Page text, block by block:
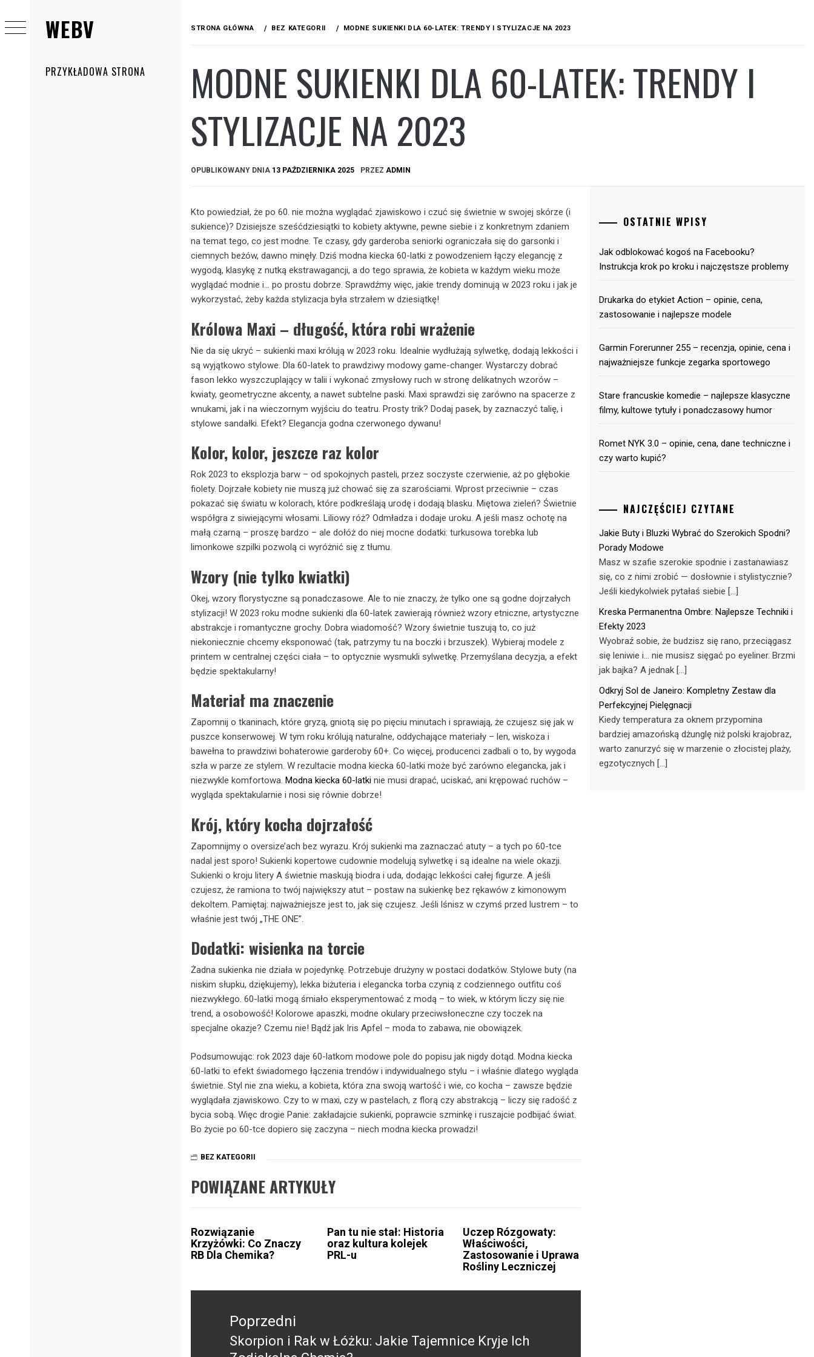
WEBV
głównePRZYKŁADOWA STRONA
do
treści
STRONA GŁÓWNA BEZ KATEGORII MODNE SUKIENKI DLA 60-LATEK: TRENDY I STYLIZACJE NA 2023
MODNE SUKIENKI DLA 60-LATEK: TRENDY I
STYLIZACJE NA 2023
OPUBLIKOWANY DNIA 13 PAŹDZIERNIKA 2025 PRZEZ ADMIN
Kto powiedział, że po 60. nie można wyglądać zjawiskowo i czuć się świetnie w swojej skórze (i
sukience)? Dzisiejsze sześćdziesiątki to kobiety aktywne, pewne siebie i z konkretnym zdaniem
na temat tego, co jest modne. Te czasy, gdy garderoba seniorki ograniczała się do garsonki i
ciemnych beżów, dawno minęły. Dziś modna kiecka 60-latki z powodzeniem łączy elegancję z
wygodą, klasykę z nutką ekstrawagancji, a do tego sprawia, że kobieta w każdym wieku może
wyglądać modnie i… po prostu dobrze. Sprawdźmy więc, jakie trendy dominują w 2023 roku i jak je
wykorzystać, żeby każda stylizacja była strzałem w dziesiątkę!
Królowa Maxi – długość, która robi wrażenie
Nie da się ukryć – sukienki maxi królują w 2023 roku. Idealnie wydłużają sylwetkę, dodają lekkości i
są wyjątkowo stylowe. Dla 60-latek to prawdziwy modowy game-changer. Wystarczy dobrać
fason lekko wyszczuplający w talii i wykonać zmysłowy ruch w stronę delikatnych wzorów –
kwiaty, geometryczne akcenty, a nawet subtelne paski. Maxi sprawdzi się zarówno na spacerze z
wnukami, jak i na wieczornym wyjściu do teatru. Prosty trik? Dodaj pasek, by zaznaczyć talię, i
stylowe sandałki. Efekt? Elegancja godna czerwonego dywanu!
Kolor, kolor, jeszcze raz kolor
Rok 2023 to eksplozja barw – od spokojnych pasteli, przez soczyste czerwienie, aż po głębokie
fiolety. Dojrzałe kobiety nie muszą już chować się za szarościami. Wprost przeciwnie – czas
pokazać się światu w kolorach, które podkreślają urodę i dodają blasku. Miętowa zieleń? Świetnie
współgra z siwiejącymi włosami. Liliowy róż? Odmładza i dodaje uroku. A jeśli masz ochotę na
małą czarną – proszę bardzo – ale dołóż do niej mocne dodatki: turkusowa torebka lub
limonkowe szpilki pozwolą ci wyróżnić się z tłumu.
Wzory (nie tylko kwiatki)
Okej, wzory florystyczne są ponadczasowe. Ale to nie znaczy, że tylko one są godne dojrzałych
stylizacji! W 2023 roku modne sukienki dla 60-latek zawierają również wzory etniczne, artystyczne
abstrakcje i romantyczne grochy. Dobra wiadomość? Wzory świetnie tuszują to, co już
niekoniecznie chcemy eksponować (tak, patrzymy tu na boczki i brzuszek). Wybieraj modele z
printem w centralnej części ciała – to optycznie wysmukli sylwetkę. Przemyślana decyzja, a efekt
będzie spektakularny!
Materiał ma znaczenie
Zapomnij o tkaninach, które gryzą, gniotą się po pięciu minutach i sprawiają, że czujesz się jak w
puszce konserwowej. W tym roku królują naturalne, oddychające materiały – len, wiskoza i
bawełna to prawdziwi bohaterowie garderoby 60+. Co więcej, producenci zadbali o to, by wygoda
szła w parze ze stylem. W rezultacie modna kiecka 60-latki może być zarówno elegancka, jak i
niezwykle komfortowa. Modna kiecka 60-latki nie musi drapać, uciskać, ani krępować ruchów –
wygląda spektakularnie i nosi się równie dobrze!
Krój, który kocha dojrzałość
Zapomnijmy o oversize’ach bez wyrazu. Krój sukienki ma zaznaczać atuty – a tych po 60-tce
nadal jest sporo! Sukienki kopertowe cudownie modelują sylwetkę i są idealne na wiele okazji.
Sukienki o kroju litery A świetnie maskują biodra i uda, dodając lekkości całej figurze. A jeśli
czujesz, że ramiona to twój największy atut – postaw na sukienkę bez rękawów z kimonowym
dekoltem. Pamiętaj: najważniejsze jest to, jak się czujesz. Jeśli lśnisz w czymś przed lustrem – to
właśnie jest twój „THE ONE”.
Dodatki: wisienka na torcie
Żadna sukienka nie działa w pojedynkę. Potrzebuje drużyny w postaci dodatków. Stylowe buty (na
niskim słupku, dziękujemy), lekka biżuteria i elegancka torba czynią z codziennego outfitu coś
niezwykłego. 60-latki mogą śmiało eksperymentować z modą – to wiek, w którym liczy się nie
trend, a osobowość! Kolorowe apaszki, modne okulary przeciwsłoneczne czy toczek na
specjalne okazje? Czemu nie! Bądź jak Iris Apfel – moda to zabawa, nie obowiązek.
Podsumowując: rok 2023 daje 60-latkom modowe pole do popisu jak nigdy dotąd. Modna kiecka
60-latki to efekt świadomego łączenia trendów i indywidualnego stylu – i właśnie dlatego wygląda
świetnie. Styl nie zna wieku, a kobieta, która zna swoją wartość i wie, co kocha – zawsze będzie
wyglądała zjawiskowo. Czy to w maxi, czy w pastelach, z florą czy abstrakcją – liczy się radość z
bycia sobą. Więc drogie Panie: zakładajcie sukienki, poprawcie szminkę i ruszajcie podbijać świat.
Bo życie po 60-tce dopiero się zaczyna – niech modna kiecka prowadzi!
BEZ KATEGORII
POWIĄZANE ARTYKUŁY
Rozwiązanie
Krzyżówki: Co Znaczy
RB Dla Chemika?
Pan tu nie stał: Historia
oraz kultura kolejek
PRL-u
Uczep Rózgowaty:
Właściwości,
Zastosowanie i Uprawa
Rośliny Leczniczej
Nawigacja
Poprzedni
Poprzedni
Skorpion i Rak w Łóżku: Jakie Tajemnice Kryje Ich
OSTATNIE WPISY
Jak odblokować kogoś na Facebooku?
Instrukcja krok po kroku i najczęstsze problemy
Drukarka do etykiet Action – opinie, cena,
zastosowanie i najlepsze modele
Garmin Forerunner 255 – recenzja, opinie, cena i
najważniejsze funkcje zegarka sportowego
Stare francuskie komedie – najlepsze klasyczne
filmy, kultowe tytuły i ponadczasowy humor
Romet NYK 3.0 – opinie, cena, dane techniczne i
czy warto kupić?
NAJCZĘŚCIEJ CZYTANE
Jakie Buty i Bluzki Wybrać do Szerokich Spodni?
Porady Modowe
Masz w szafie szerokie spodnie i zastanawiasz
się, co z nimi zrobić — dosłownie i stylistycznie?
Jeśli kiedykolwiek pytałaś siebie […]
Kreska Permanentna Ombre: Najlepsze Techniki i
Efekty 2023
Wyobraź sobie, że budzisz się rano, przeciągasz
się leniwie i… nie musisz sięgać po eyeliner. Brzmi
jak bajka? A jednak […]
Odkryj Sol de Janeiro: Kompletny Zestaw dla
Perfekcyjnej Pielęgnacji
Kiedy temperatura za oknem przypomina
bardziej amazońską dżunglę niż polski krajobraz,
warto zanurzyć się w marzenie o złocistej plaży,
egzotycznych […]